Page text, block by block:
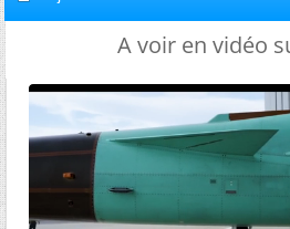
A voir en vidéo